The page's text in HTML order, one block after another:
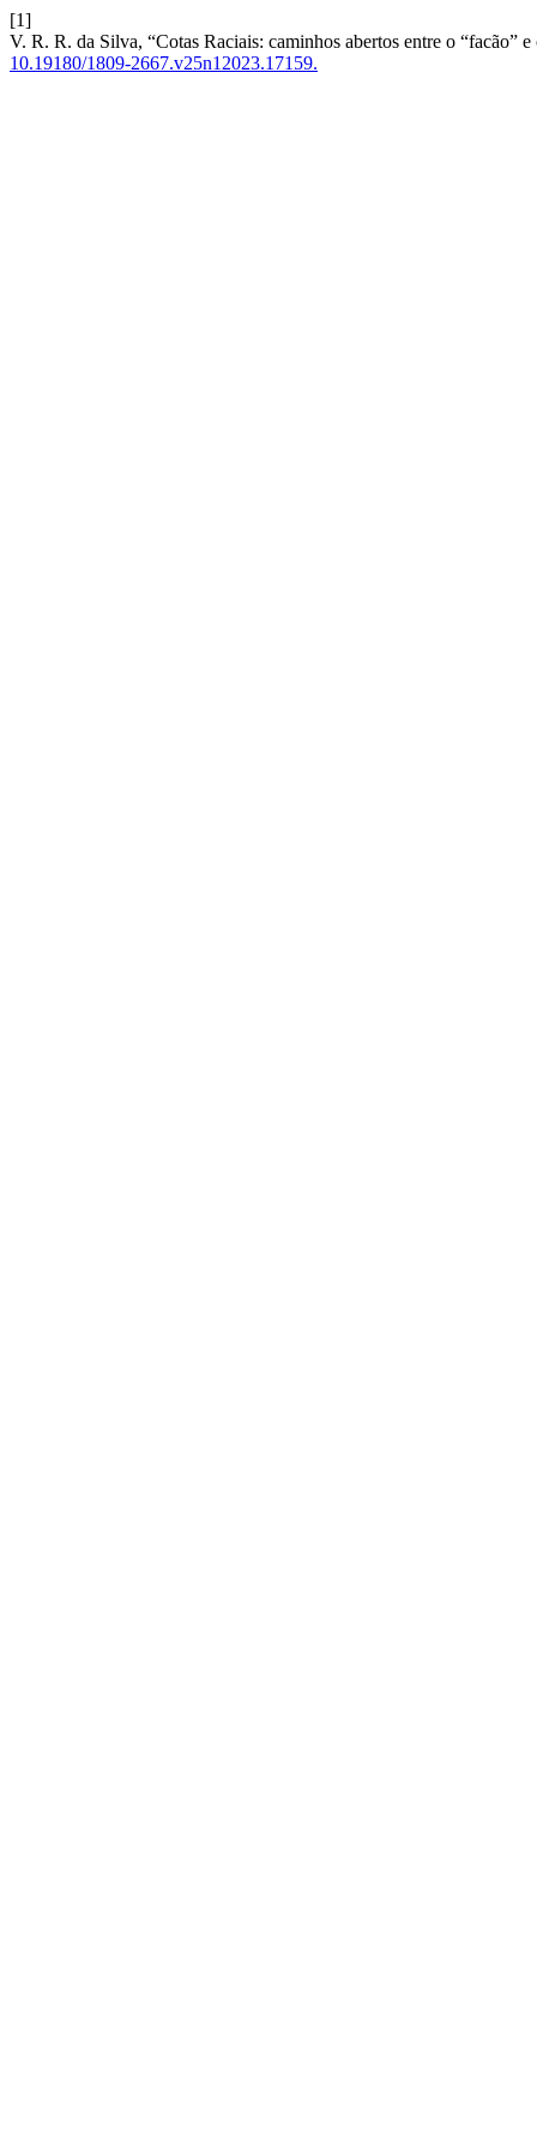
[1]
V. R. R. da Silva, “Cotas Raciais: caminhos abertos entre o “facão” e
10.19180/1809-2667.v25n12023.17159.